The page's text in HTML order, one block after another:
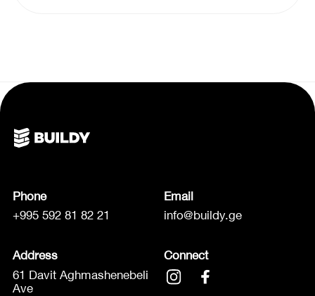
Phone
+995 592 81 82 21
Email
info@buildy.ge
Address
61 Davit Aghmashenebeli
Ave
Connect